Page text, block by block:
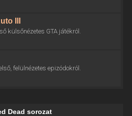
III
külsőnézetes GTA játékról.
felülnézetes epizódokról.
Dead sorozat